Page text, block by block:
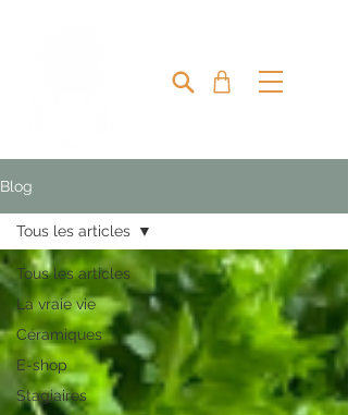
Blog
Tous les articles
La vraie vie
Céramiques
E-shop
Stagiaires
Tous les articles